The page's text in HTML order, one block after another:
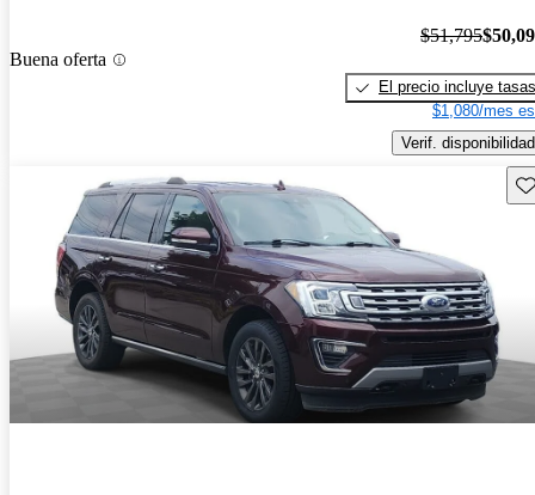
Buena oferta
$51,795
El precio incluye tasas
$1,080/mes
Verif. disponibilidad